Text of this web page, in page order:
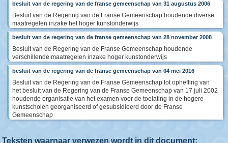
besluit van de regering van de franse gemeenschap van 31 augustus 2006
Besluit van de Regering van de Franse Gemeenschap houdende diverse
maatregelen inzake het hoger kunstonderwijs
besluit van de regering van de franse gemeenschap van 28 november 2008
Besluit van de Regering van de Franse Gemeenschap houdende
verschillende maatregelen inzake hoger kunstonderwijs
besluit van de regering van de franse gemeenschap van 04 mei 2016
Besluit van de Regering van de Franse Gemeenschap tot opheffing van
het besluit van de Regering van de Franse Gemeenschap van 17 juli 2002
houdende organisatie van het examen voor de toelating in de hogere
kunstscholen georganiseerd of gesubsidieerd door de Franse
Gemeenschap
Teksten waarnaar verwezen wordt in dit document: